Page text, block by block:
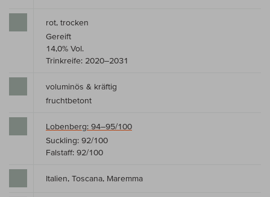
rot, trocken
Gereift
14,0% Vol.
Trinkreife: 2020–2031
voluminös & kräftig
fruchtbetont
Lobenberg: 94–95/100
Suckling: 92/100
Falstaff: 92/100
Italien, Toscana, Maremma